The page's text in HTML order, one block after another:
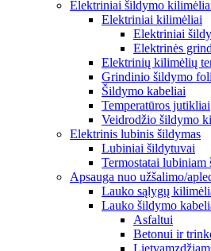
Elektriniai šildymo
Elektriniai kilimėliai
Elektriniai
Elektrinės
Elektrinių kilimėlių
Grindinio šildymo
Šildymo kabeliai
Temperatūros jutikliai
Veidrodžio šildymo
Elektrinis lubinis šildymas
Lubiniai šildytuvai
Termostatai lubiniam
Apsauga nuo užšalimo/
Lauko sąlygų
Lauko šildymo
Asfaltui
Betonui ir